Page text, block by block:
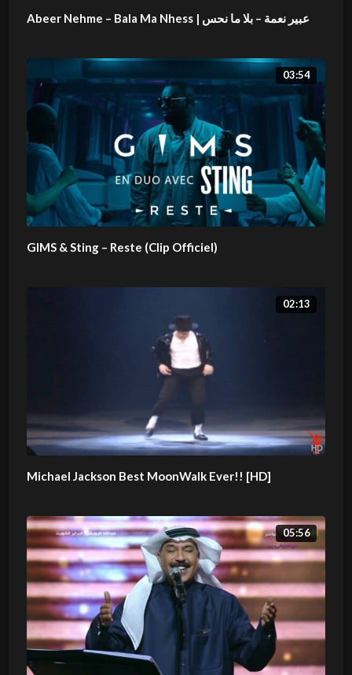
Abeer Nehme – Bala Ma Nhess | عبير نعمة – بلا ما نحس
03:54
GIMS & Sting – Reste (Clip Officiel)
02:13
Michael Jackson Best MoonWalk Ever!! [HD]
05:56